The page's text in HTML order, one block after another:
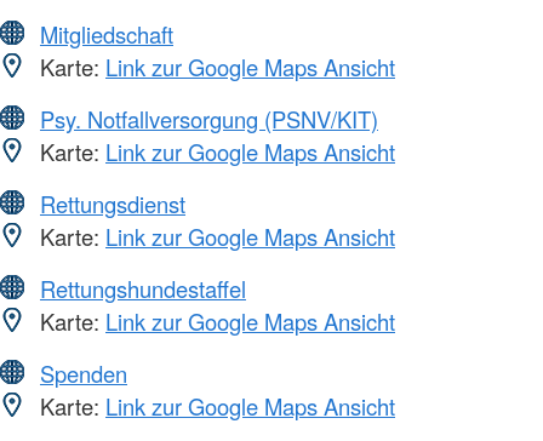
Mitgliedschaft
Karte: Link zur Google Maps Ansicht
Psy. Notfallversorgung (PSNV/KIT)
Karte: Link zur Google Maps Ansicht
Rettungsdienst
Karte: Link zur Google Maps Ansicht
Rettungshundestaffel
Karte: Link zur Google Maps Ansicht
Spenden
Karte: Link zur Google Maps Ansicht